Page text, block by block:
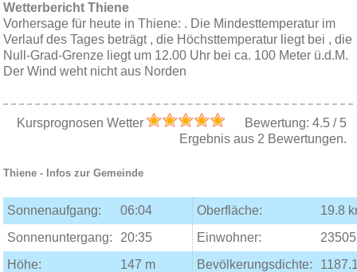
Wetterbericht Thiene
Vorhersage für heute in Thiene: . Die Mindesttemperatur im
Verlauf des Tages beträgt , die Höchsttemperatur liegt bei , die
Null-Grad-Grenze liegt um 12.00 Uhr bei ca. 100 Meter ü.d.M.
Der Wind weht nicht aus Norden
Kursprognosen Wetter Bewertung: 4.5/ 5
Ergebnis aus 2 Bewertungen.
Thiene - Infos zur Gemeinde
Sonnenaufgang: 06:04 Oberfläche:
19.8
Sonnenuntergang:
20:35 Einwohner:
23505
Höhe:
147 m Bevölkerungsdichte: